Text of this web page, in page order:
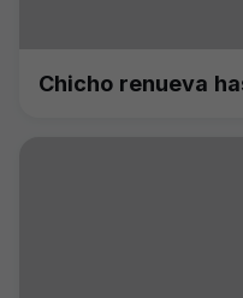
Chicho renueva